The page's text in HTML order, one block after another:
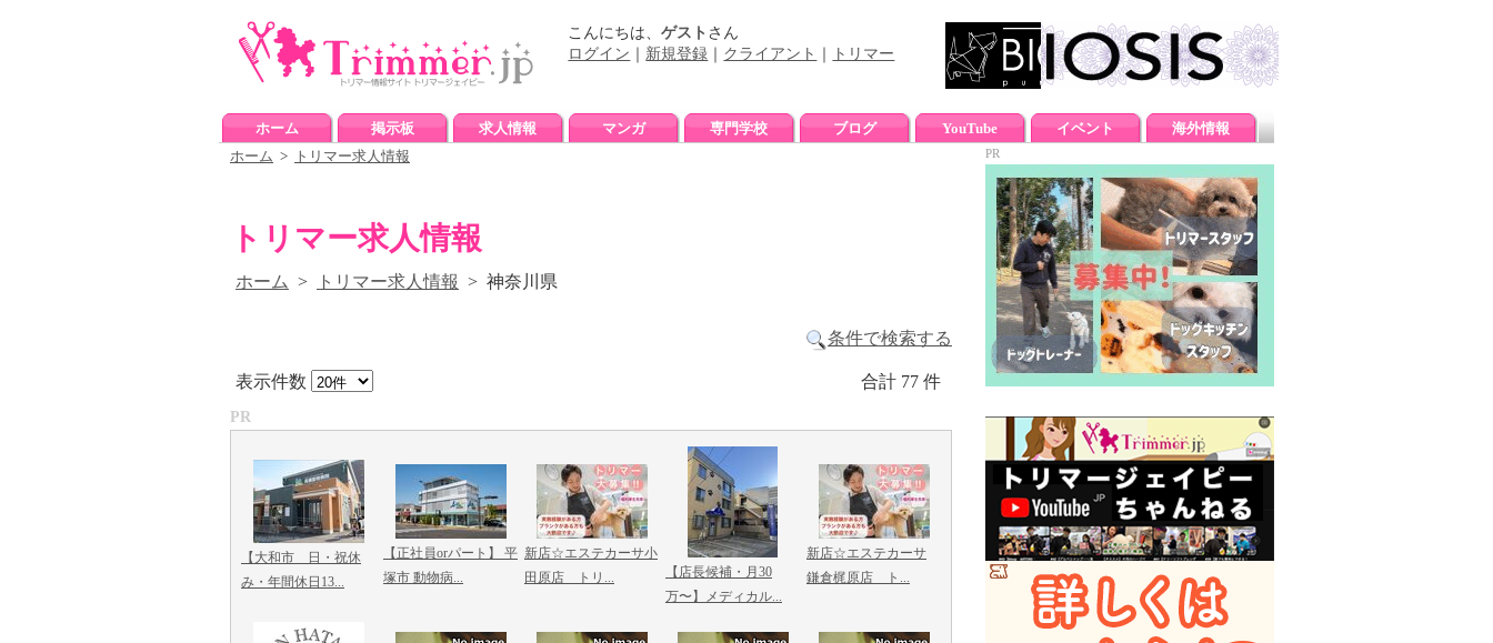
こんにちは、ゲスト さん
ログイン
新規登録 クライアント トリマー
ホーム 掲示板 求人情報 マンガ 専門学校 ブログ YouTube イベント
海外情報
ホーム > トリマー求人情報
トリマー求人情報
ホーム > トリマー求人情報 > 神奈川県
条件で検索する
表示件数 合計 77 件
PR
【大和市 日・祝休
み・年間休日13...
【正社員orパート】 平
塚市 動物病...
新店☆エステカーサ小
田原店 トリ...
【店長候補・月30
万〜】メディカル...
新店☆エステカーサ
鎌倉梶原店 ト...
PR